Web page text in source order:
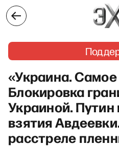
«Украина.
Блокировка
Украиной.
взятия
расстреле